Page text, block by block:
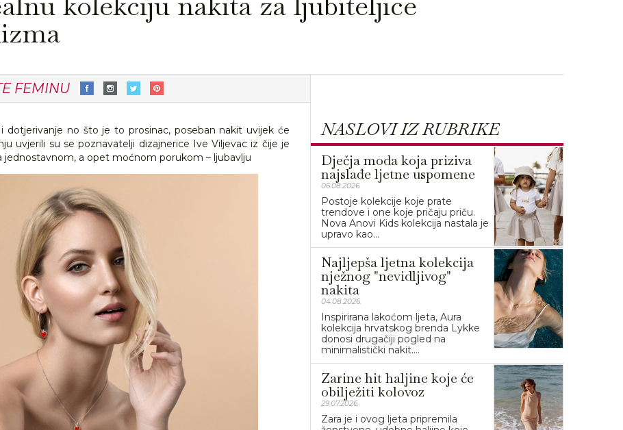
FEMINU
no što je to prosinac, poseban nakit uvijek će
uvjerili su se poznavatelji dizajnerice Ive Viljevac iz čije je
jednostavnom, a opet moćnom porukom – ljubavlju
NASLOVI IZ RUBRIKE
Dječja moda koja priziva
najslađe ljetne uspomene
06.08.2026.
Postoje kolekcije koje prate
trendove i one koje pričaju priču.
Nova Anovi Kids kolekcija nastala je
upravo kao...
Najljepša ljetna kolekcija
nježnog "nevidljivog"
nakita
04.08.2026.
Inspirirana lakoćom ljeta, Aura
kolekcija hrvatskog brenda Lykke
donosi drugačiji pogled na
minimalistički nakit....
Zarine hit haljine koje će
obilježiti kolovoz
29.07.2026.
Zara je i ovog ljeta pripremila